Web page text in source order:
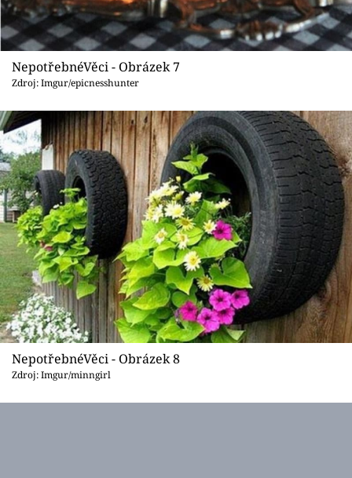
NepotřebnéVěci - Obrázek 7
Zdroj: Imgur/epicnesshunter
NepotřebnéVěci - Obrázek 8
Zdroj: Imgur/minngirl